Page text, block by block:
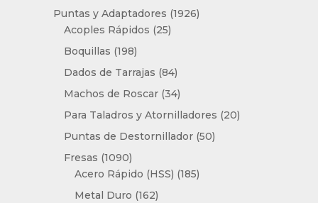
productos
Puntas y Adaptadores 19261926
Acoples Rápidos 2525
Boquillas 198198
productos
Dados de Tarrajas 8484
productos
Machos de Roscar 3434
productos
Para Taladros y Atornilladores 2020
Puntas de Destornillador 5050
Fresas 10901090
productos
Acero Rápido (HSS) 185185
Metal Duro 162162